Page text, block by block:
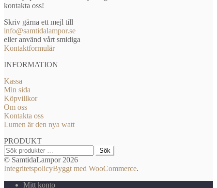
kontakta oss!
Skriv gärna ett mejl till
info@samtidalampor.se
eller använd vårt smidiga
Kontaktformulär
INFORMATION
Kassa
Min sida
Köpvillkor
Om oss
Kontakta oss
Lumen är den nya watt
PRODUKT
Sök
efter:
Sök
© SamtidaLampor 2026
IntegritetspolicyByggt med WooCommerce.
Mitt konto